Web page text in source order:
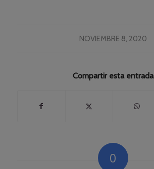
NOVIEMBRE 8, 2020
Compartir esta entrada
0